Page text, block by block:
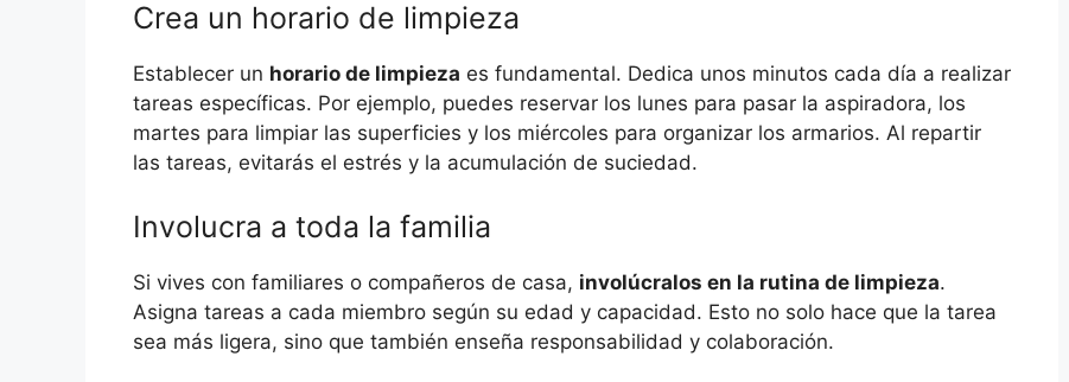
Crea un horario de limpieza
Establecer un horario de limpieza es fundamental. Dedica unos minutos cada día a realizar
tareas específicas. Por ejemplo, puedes reservar los lunes para pasar la aspiradora, los
martes para limpiar las superficies y los miércoles para organizar los armarios. Al repartir
las tareas, evitarás el estrés y la acumulación de suciedad.
Involucra a toda la familia
Si vives con familiares o compañeros de casa, involúcralos en la rutina de limpieza.
Asigna tareas a cada miembro según su edad y capacidad. Esto no solo hace que la tarea
sea más ligera, sino que también enseña responsabilidad y colaboración.